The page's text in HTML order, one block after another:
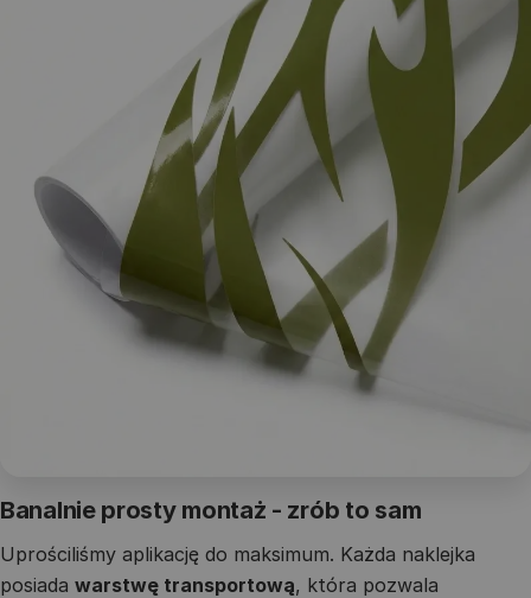
Banalnie prosty montaż - zrób to sam
Uprościliśmy aplikację do maksimum. Każda naklejka
posiada warstwę transportową, która pozwala